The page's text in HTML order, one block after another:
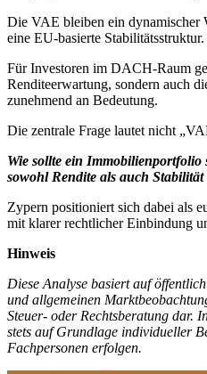
Die VAE bleiben ein dynamischer
eine EU-basierte Stabilitätsstruktur.
Für Investoren im DACH-Raum
Renditeerwartung, sondern auch
zunehmend an Bedeutung.
Die zentrale Frage lautet nicht
Wie sollte ein
sowohl Rendite als auch
Zypern positioniert sich dabei als
mit klarer rechtlicher Einbindung
Hinweis
Diese Analyse basiert auf
und allgemeinen
Steuer- oder Rechtsberatung dar.
stets auf Grundlage individueller
Fachpersonen erfolgen.